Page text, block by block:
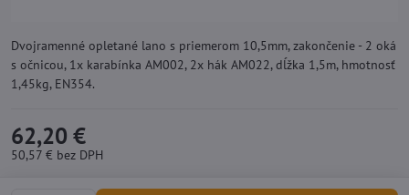
Dvojramenné opletané lano s priemerom 10,5mm, zakončenie - 2 oká
s očnicou, 1x karabínka AM002, 2x hák AM022, dĺžka 1,5m, hmotnosť
1,45kg, EN354.
62,20 €
50,57 € bez DPH